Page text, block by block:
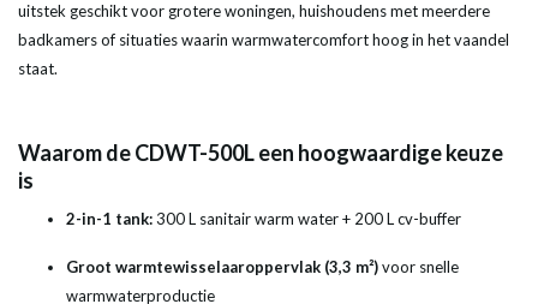
uitstek geschikt voor grotere woningen, huishoudens met meerdere
badkamers of situaties waarin warmwatercomfort hoog in het vaandel
staat.
Waarom de CDWT-500L een hoogwaardige keuze
is
2-in-1 tank:300 L sanitair warm water + 200 L cv-buffer
Groot warmtewisselaaroppervlak (3,3 m²)voor snelle
warmwaterproductie